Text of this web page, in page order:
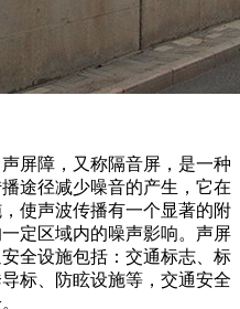
屏障，又称隔音屏，是一种
途径减少噪音的产生，它在
使声波传播有一个显著的附
定区域内的噪声影响。声屏
全设施包括：交通标志、标
标、防眩设施等，交通安全